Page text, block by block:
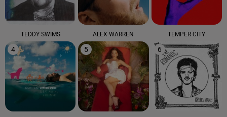
TEDDY SWIMS ALEX WARREN TEMPER CITY
4 5 6